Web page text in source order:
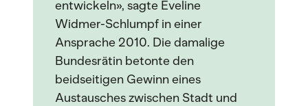
entwickeln», sagte Eveline
Widmer-Schlumpf in einer
Ansprache 2010. Die damalige
Bundesrätin betonte den
beidseitigen Gewinn eines
Austausches zwischen Stadt und